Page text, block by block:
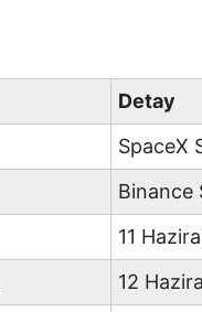
Detay
SpaceX
Binance
11
12